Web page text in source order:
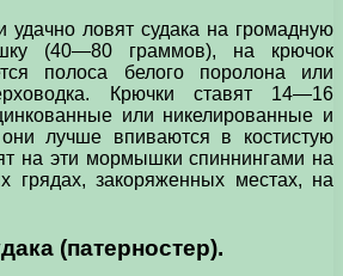
удачно ловят судака на громадную
(40—80 граммов), на крючок
полоса белого поролона или
Крючки ставят 14—16
или никелированные и
лучше впиваются в костистую
на эти мормышки спиннингами на
грядах, закоряженных местах, на
(патерностер).